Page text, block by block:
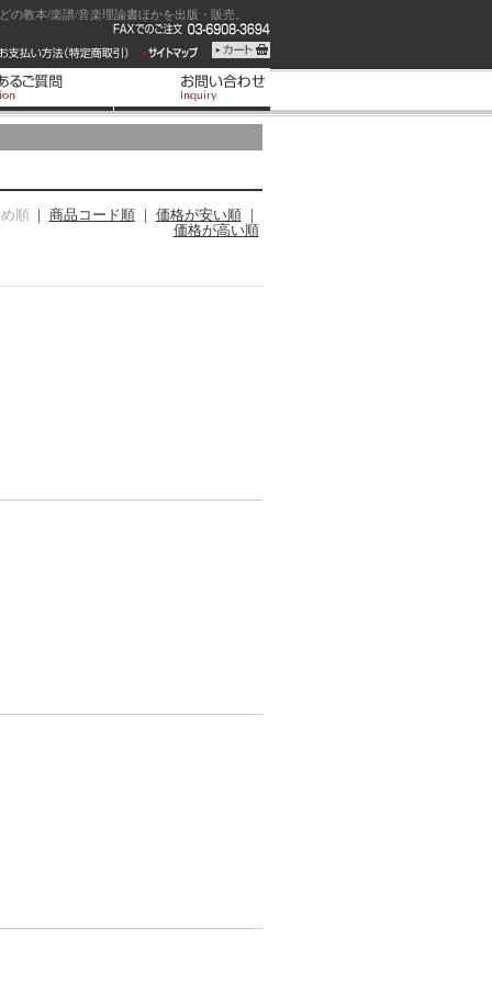
教本/楽譜/音楽理論書ほかを出版・販売。
順 商品コード順 価格が安い順
価格が高い順